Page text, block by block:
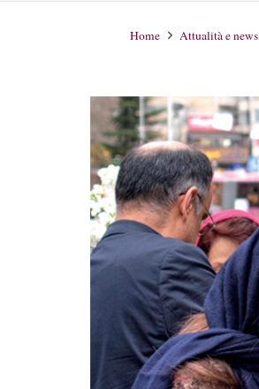
Home Attualità e news